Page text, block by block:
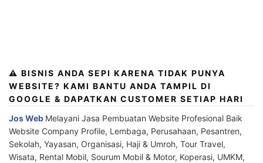
⚠️ BISNIS ANDA SEPI KARENA TIDAK PUNYA
WEBSITE? KAMI BANTU ANDA TAMPIL DI
GOOGLE & DAPATKAN CUSTOMER SETIAP HARI
Jos Web Melayani Jasa Pembuatan Website Profesional Baik
Website Company Profile, Lembaga, Perusahaan, Pesantren,
Sekolah, Yayasan, Organisasi, Haji & Umroh, Tour Travel,
Wisata, Rental Mobil, Sourum Mobil & Motor, Koperasi, UMKM,